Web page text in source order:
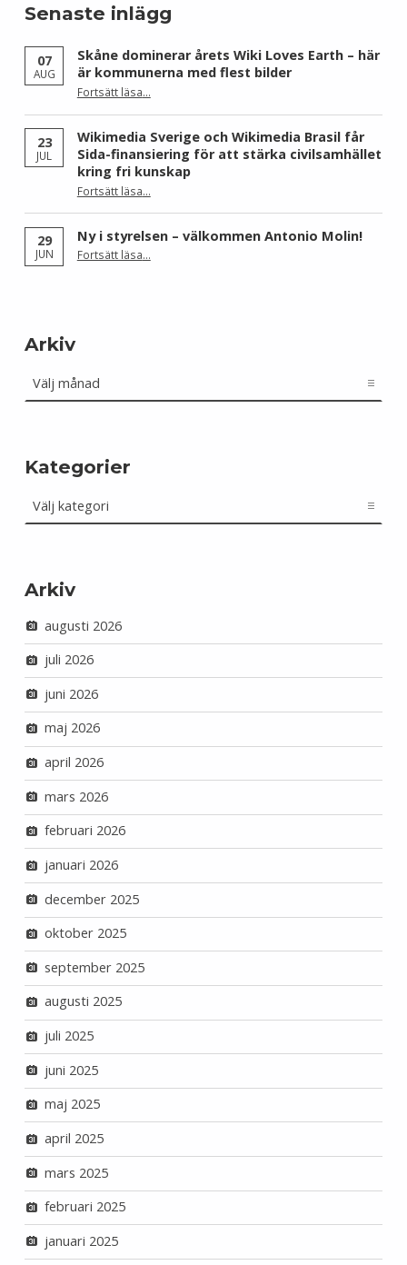
Senaste inlägg
07
AUG
Skåne dominerar årets Wiki Loves Earth – här
är kommunerna med flest bilder
Fortsätt läsa“Skåne dominerar årets Wiki Loves Earth – här är kommunerna med flest bilder”
…
23
JUL
Wikimedia Sverige och Wikimedia Brasil får
Sida-finansiering för att stärka civilsamhället
kring fri kunskap
Fortsätt läsa“Wikimedia Sverige och Wikimedia Brasil får Sida-finansiering för att stärka civilsamhället kring fri kunskap”
…
29
JUN
Ny i styrelsen – välkommen Antonio Molin!
Fortsätt läsa“Ny i styrelsen – välkommen Antonio Molin!”
…
Arkiv
Kategorier
Arkiv
augusti 2026
juli 2026
juni 2026
maj 2026
april 2026
mars 2026
februari 2026
januari 2026
december 2025
oktober 2025
september 2025
augusti 2025
juli 2025
juni 2025
maj 2025
april 2025
mars 2025
februari 2025
januari 2025